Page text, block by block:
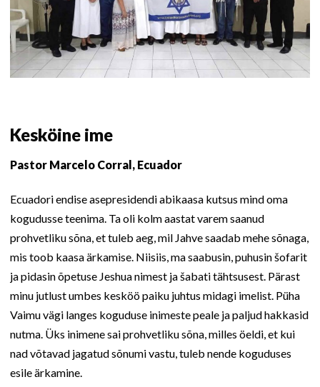
Kesköine ime
Pastor Marcelo Corral, Ecuador
Ecuadori endise asepresidendi abikaasa kutsus mind oma
kogudusse teenima. Ta oli kolm aastat varem saanud
prohvetliku sõna, et tuleb aeg, mil Jahve saadab mehe sõnaga,
mis toob kaasa ärkamise. Niisiis, ma saabusin, puhusin šofarit
ja pidasin õpetuse Jeshua nimest ja šabati tähtsusest. Pärast
minu jutlust umbes kesköö paiku juhtus midagi imelist. Püha
Vaimu vägi langes koguduse inimeste peale ja paljud hakkasid
nutma. Üks inimene sai prohvetliku sõna, milles öeldi, et kui
nad võtavad jagatud sõnumi vastu, tuleb nende koguduses
esile ärkamine.